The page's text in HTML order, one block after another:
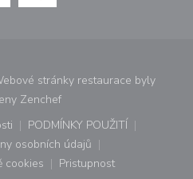
stránky restaurace byly
Zenchef((otevře se v novém okně))
v novém okně))
PODMÍNKY POUŽITÍ
((otevře se v novém
osobních údajů
((otevře se v novém okně))
cookies
se v novém okně))
Pristupnost
((otevře se v novém